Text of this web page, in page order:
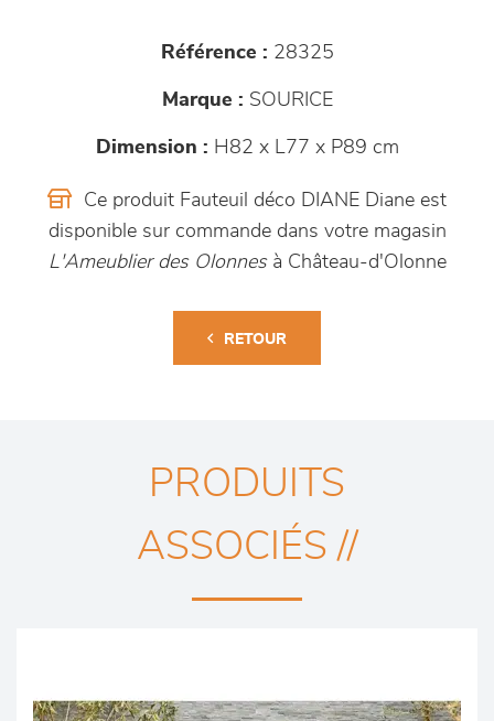
Référence : 28325
Marque : SOURICE
Dimension : H82 x L77 x P89 cm
Ce produit Fauteuil déco DIANE Diane est
disponible sur commande dans votre magasin
L'Ameublier des Olonnesà Château-d'Olonne
RETOUR
PRODUITS
ASSOCIÉS //